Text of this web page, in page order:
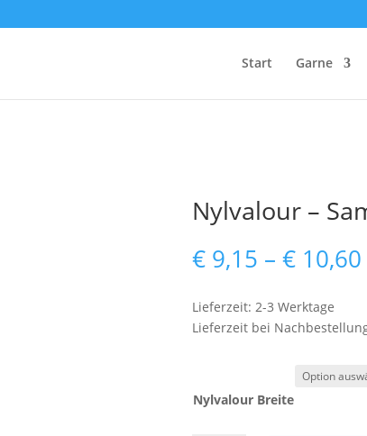
Start Garne
Nylvalour –
€9,15 – €10,60
Lieferzeit: 2-3 Werktage
Lieferzeit bei
Nylvalour Breite